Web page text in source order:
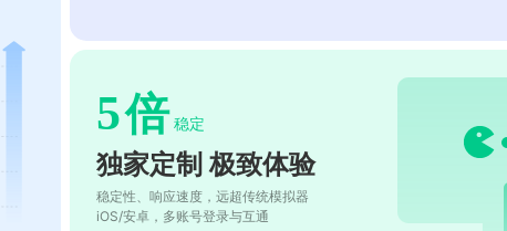
5倍 稳定
独家定制 极致体验
稳定性、响应速度，远超传统模拟器
iOS/安卓，多账号登录与互通